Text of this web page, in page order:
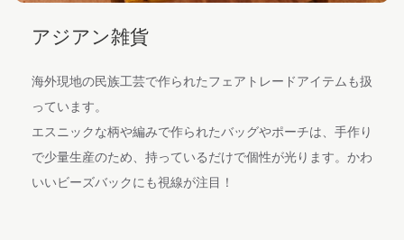
アジアン雑貨
海外現地の民族工芸で作られたフェアトレードアイテムも扱
っています。
エスニックな柄や編みで作られたバッグやポーチは、手作り
で少量生産のため、持っているだけで個性が光ります。かわ
いいビーズバックにも視線が注目！